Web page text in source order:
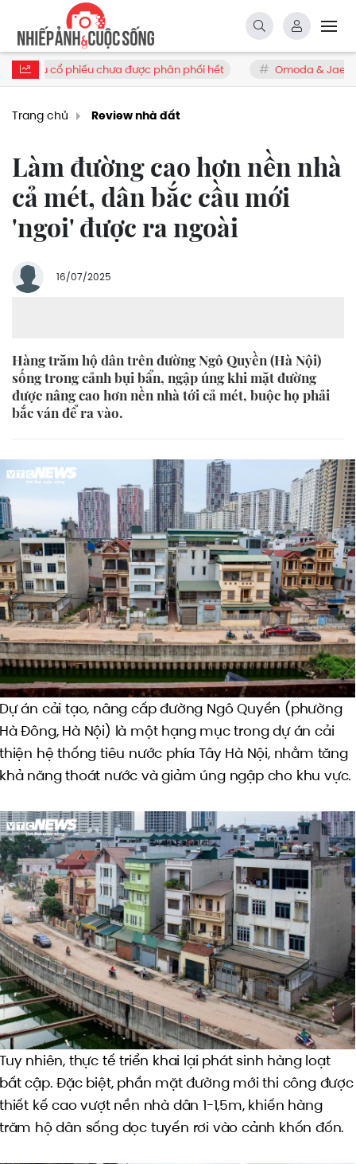
phối hết Omoda & Jaecoo triển khai loạt ưu đãi tháng 8,
Trang chủ Review nhà đất
Làm đường cao hơn nền nhà
cả mét, dân bắc cầu mới
'ngoi' được ra ngoài
16/07/2025
Hàng trăm hộ dân trên đường Ngô Quyền (Hà Nội)
sống trong cảnh bụi bẩn, ngập úng khi mặt đường
được nâng cao hơn nền nhà tới cả mét, buộc họ phải
bắc ván để ra vào.
Dự án cải tạo, nâng cấp đường Ngô Quyền (phường
Hà Đông, Hà Nội) là một hạng mục trong dự án cải
thiện hệ thống tiêu nước phía Tây Hà Nội, nhằm tăng
khả năng thoát nước và giảm úng ngập cho khu vực.
Tuy nhiên, thực tế triển khai lại phát sinh hàng loạt
bất cập. Đặc biệt, phần mặt đường mới thi công được
thiết kế cao vượt nền nhà dân 1-1,5m, khiến hàng
trăm hộ dân sống dọc tuyến rơi vào cảnh khốn đốn.